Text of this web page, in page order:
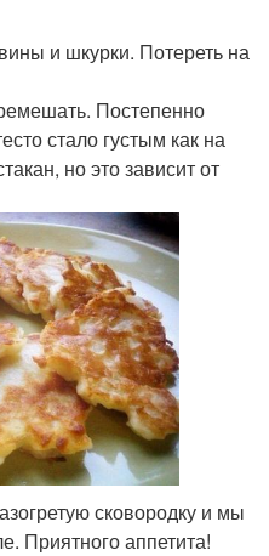
и шкурки. Потереть на
Постепенно
стало густым как на
но это зависит от
сковородку и мы
Приятного аппетита!